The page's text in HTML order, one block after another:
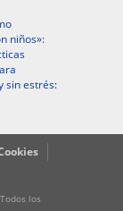
niños»:
sin estrés:
los